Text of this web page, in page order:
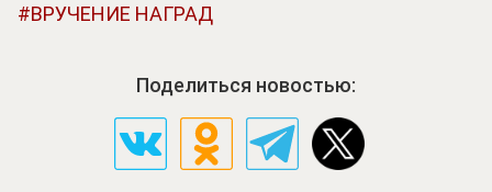
ВРУЧЕНИЕ НАГРАД
Поделиться новостью: